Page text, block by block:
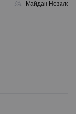
Майдан